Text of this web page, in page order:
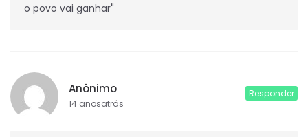
o povo vai ganhar"
Anônimo
14 anosatrás
Responder